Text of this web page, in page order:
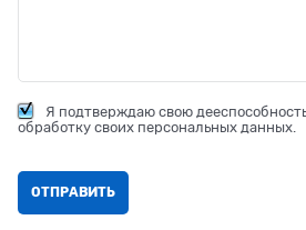
Я подтверждаю свою
обработку своих персональных данных.